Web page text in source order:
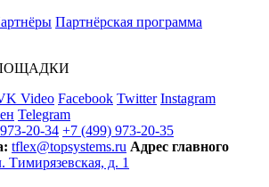
Партнёрская программа
Video Facebook Twitter Instagram
Telegram
20-34 +7 (499) 973-20-35
tflex@topsystems.ru Адрес главного
Тимирязевская, д. 1